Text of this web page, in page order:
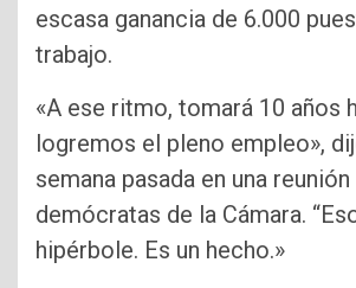
escasa ganancia de 6.000
trabajo.
«A ese ritmo, tomará 10 años
logremos el pleno empleo»,
semana pasada en una
demócratas de la Cámara.
hipérbole. Es un hecho.»